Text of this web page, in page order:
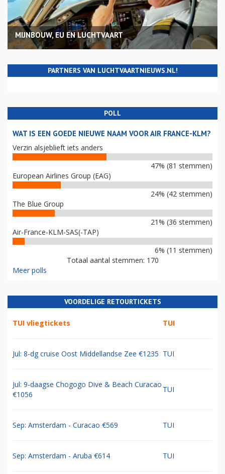
MIJNBOUW, EU EN LUCHTVAART
PARTNERS VAN LUCHTVAARTNIEUWS.NL!
POLL
WAT IS EEN GOEDE NIEUWE NAAM VOOR AIR FRANCE-KLM?
Verzin alsjeblieft iets anders
47% (81 stemmen)
European Airlines Group (EAG)
24% (42 stemmen)
The Blue Group
21% (36 stemmen)
Air-France-KLM-SAS(-TAP)
6% (11 stemmen)
Totaal aantal stemmen: 170
Meer polls
VOORDELIGE RETOURTICKETS
TUI vliegtickets TUI
Jul: 8-dg cruise Oost Middellandse Zee €1235 TUI
Jul: 9-daagse Chogogo Dive & Beach Curacao
€1056
TUI
Sep: Amsterdam - Curacao €569 TUI
Sep: Amsterdam - Aruba €614 TUI